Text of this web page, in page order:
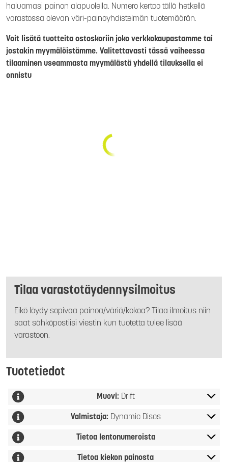
haluamasi painon alapuolella. Numero kertoo tällä hetkellä
varastossa olevan väri-painoyhdistelmän tuotemäärän.
Voit lisätä tuotteita ostoskoriin joko verkkokaupastamme tai
jostakin myymälöistämme. Valitettavasti tässä vaiheessa
tilaaminen useammasta myymälästä yhdellä tilauksella ei
onnistu
Tilaa varastotäydennysilmoitus
Eikö löydy sopivaa painoa/väriä/kokoa? Tilaa ilmoitus niin
saat sähköpostiisi viestin kun tuotetta tulee lisää
varastoon.
Tuotetiedot
Muovi: Drift
Valmistaja: Dynamic Discs
Tietoa lentonumeroista
Tietoa kiekon painosta